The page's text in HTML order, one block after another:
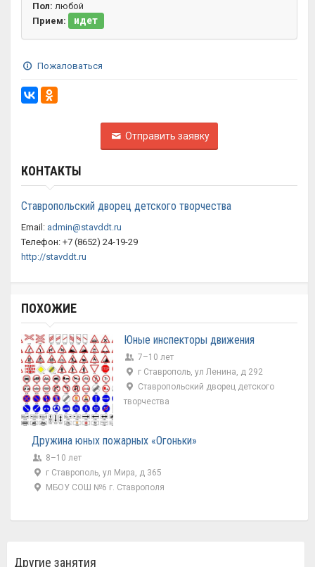
Пол: любой
Прием:
идет
Пожаловаться
Отправить заявку
КОНТАКТЫ
Ставропольский дворец детского творчества
Email: admin@stavddt.ru
Телефон: +7 (8652) 24-19-29
http://stavddt.ru
ПОХОЖИЕ
Юные инспекторы движения
7–10 лет
г Ставрополь, ул Ленина, д 292
Ставропольский дворец детского
творчества
Дружина юных пожарных «Огоньки»
8–10 лет
г Ставрополь, ул Мира, д 365
МБОУ СОШ №6 г. Ставрополя
Другие занятия